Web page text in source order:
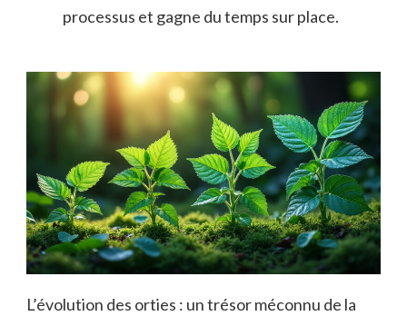
processus et gagne du temps sur place.
L’évolution des orties : un trésor méconnu de la